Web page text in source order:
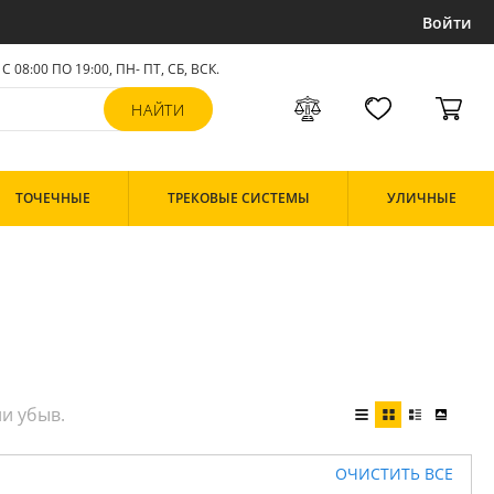
Войти
С 08:00 ПО 19:00, ПН- ПТ, СБ, ВСК.
ТОЧЕЧНЫЕ ТРЕКОВЫЕ СИСТЕМЫ УЛИЧНЫЕ
ОЧИСТИТЬ ВСЕ